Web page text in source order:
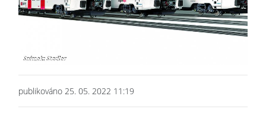
publikováno 25. 05. 2022 11:19